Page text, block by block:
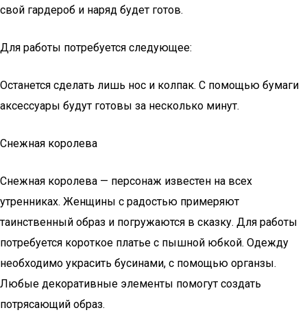
свой гардероб и наряд будет готов.
Для работы потребуется следующее:
Останется сделать лишь нос и колпак. С помощью бумаги
аксессуары будут готовы за несколько минут.
Снежная королева
Снежная королева — персонаж известен на всех
утренниках. Женщины с радостью примеряют
таинственный образ и погружаются в сказку. Для работы
потребуется короткое платье с пышной юбкой. Одежду
необходимо украсить бусинами, с помощью органзы.
Любые декоративные элементы помогут создать
потрясающий образ.